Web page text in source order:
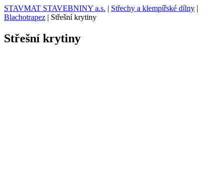
STAVMAT STAVEBNINY a.s. | Střechy a klempířské dílny |
Blachotrapez | Střešní krytiny
Střešní krytiny